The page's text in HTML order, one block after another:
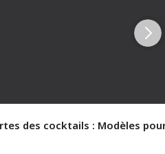
des cocktails : Modèles